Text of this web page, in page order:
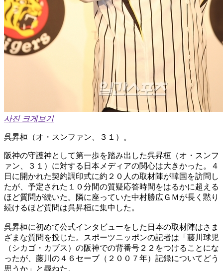
사진 크게보기
呉昇桓（オ・スンファン、３１）。
阪神の守護神として第一歩を踏み出した呉昇桓（オ・スンフ
ァン、３１）に対する日本メディアの関心は大きかった。４
日に開かれた契約調印式に約２０人の取材陣が韓国を訪問し
たが、予定された１０分間の質疑応答時間をはるかに超える
ほど質問が続いた。隣に座っていた中村勝広ＧＭが長く黙り
続けるほど質問は呉昇桓に集中した。
呉昇桓に初めて公式インタビューをした日本の取材陣はさま
ざまな質問を投じた。スポーツニッポンの記者は「藤川球児
（シカゴ・カブス）の阪神での背番号２２をつけることにな
ったが、藤川の４６セーブ（２００７年）記録についてどう
思うか」と尋ねた。